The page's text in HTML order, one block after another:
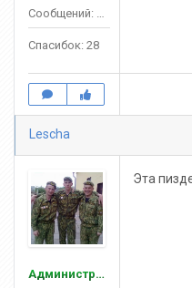
Сообщений: 132
Спасибок: 28
Lescha
Администраторы
Эта